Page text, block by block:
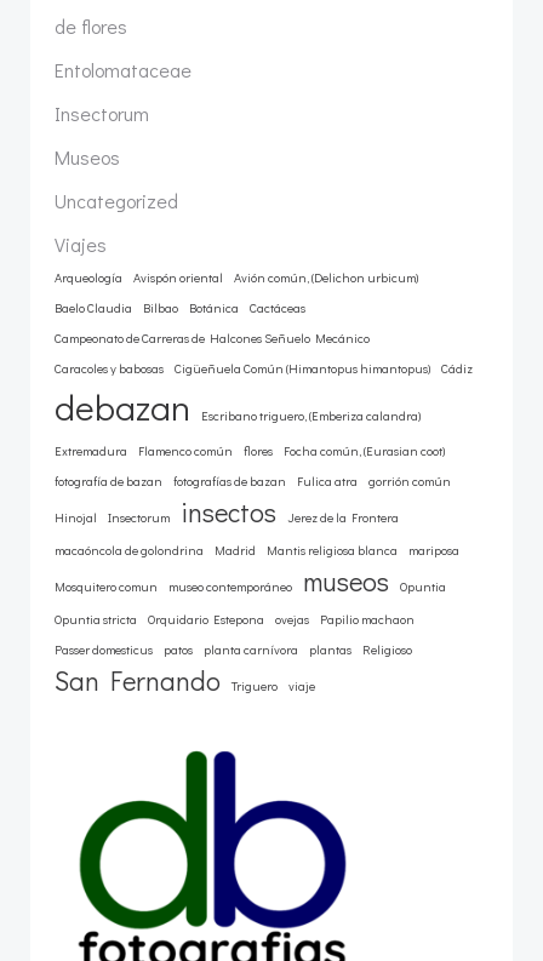
de flores
Entolomataceae
Insectorum
Museos
Uncategorized
Viajes
Arqueología Avispón oriental
Avión común, (Delichon urbicum)
Baelo Claudia
Bilbao Botánica
Cactáceas
Campeonato de Carreras de Halcones Señuelo Mecánico
Caracoles y babosas
Cigüeñuela Común (Himantopus himantopus) Cádiz
debazan Escribano triguero, (Emberiza calandra)
Extremadura Flamenco común flores
Focha común, (Eurasian coot)
fotografía de bazan
fotografías de bazan Fulica atra gorrión común
Hinojal Insectorum insectos
Jerez de la Frontera
macaóncola de golondrina
Madrid Mantis religiosa blanca mariposa
Mosquitero comun museo contemporáneo museos
Opuntia
Opuntia stricta
Orquidario Estepona ovejas
Papilio machaon
Passer domesticus
patos planta carnívora plantas Religioso
San Fernando Triguero viaje